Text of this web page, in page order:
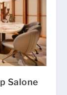
Salone